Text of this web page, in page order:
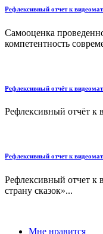
Рефлексивный отчет к
Самооценка
компетентность
Рефлексивный отчёт к
Рефлексивный отчёт к
Рефлексивный отчет к
Рефлексивный отчет к
страну сказок»...
Мне нравится